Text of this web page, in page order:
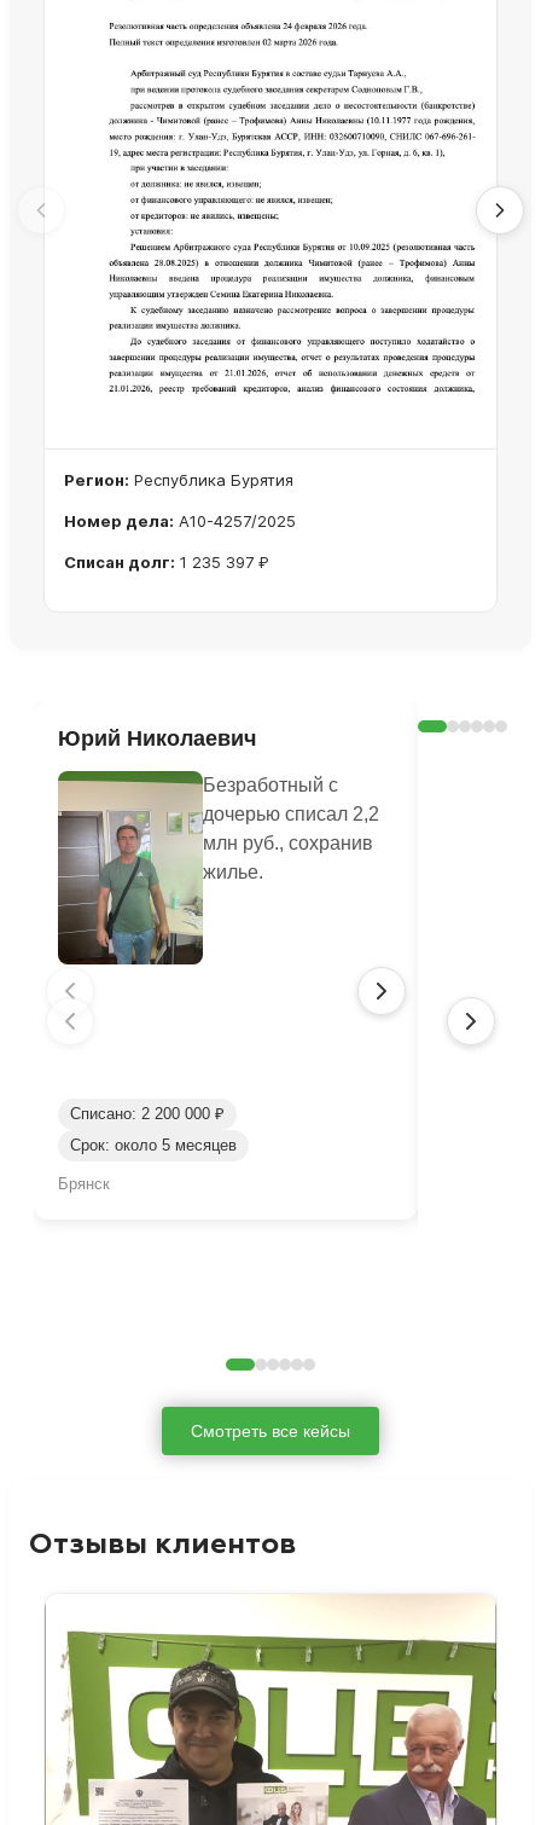
Регион: Республика Бурятия
Номер дела: А10-4257/2025
Списан долг: 1 235 397 ₽
Юрий Николаевич
Безработный с
дочерью списал 2,2
млн руб., сохранив
жилье.
Списано: 2 200 000 ₽
Срок: около 5 месяцев
Брянск
Смотреть все кейсы
Отзывы клиентов